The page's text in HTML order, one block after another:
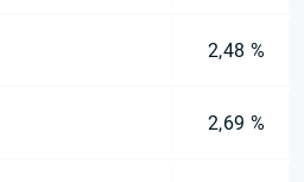
2,48 %
2,69 %